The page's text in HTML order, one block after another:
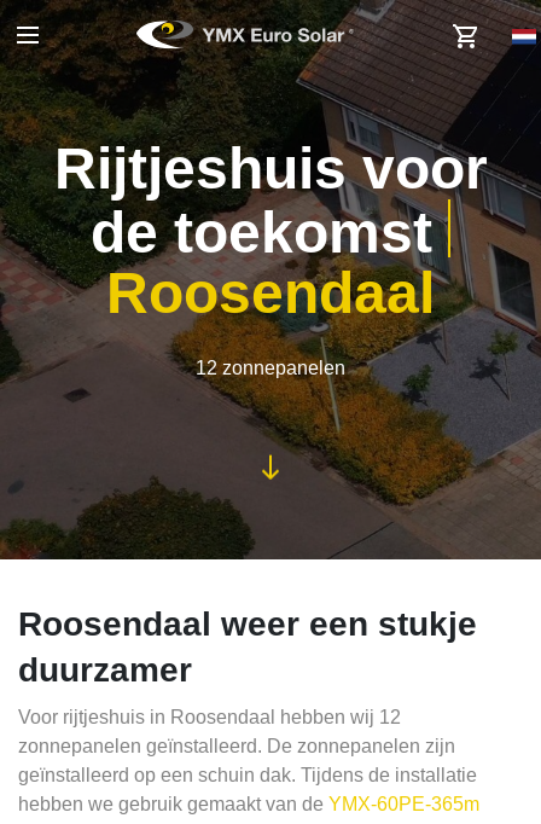
Rijtjeshuis voor
de toekomst
Roosendaal
12 zonnepanelen
Roosendaal weer een stukje
duurzamer
Voor rijtjeshuis in Roosendaal hebben wij 12
zonnepanelen geïnstalleerd. De zonnepanelen zijn
geïnstalleerd op een schuin dak. Tijdens de installatie
hebben we gebruik gemaakt van de YMX-60PE-365m